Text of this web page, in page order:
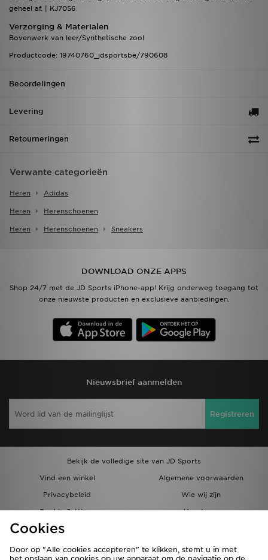
geheel af. | KJ7056
Verzorging & Materialen
Bovenwerk van leer/Synthetische zool
Productcode: 19740760_jdsportsbe/790608
Beoordelingen
Levering
Retourneringen
Verwante categorieën
Heren Adidas
Heren Herenschoenen
Heren Herenschoenen Sneakers
DOWNLOAD ONZE APPS
Shop 24/7 met de JD Sports iPhone-app! Krijg onderweg toegang tot
onze nieuwste producten en exclusieve aanbiedingen.
Nieuwsbrief aanmelden
Registreren
Bekijk de volledige site van JD Sports
Vind een winkel
Algemene voorwaarden
Privacybeleid
Wie wij zijn
Cookie Settings
Vacatures
Bestellingen en Levering
Cookies
Door op "Alle cookies accepteren" te klikken, stemt u in met